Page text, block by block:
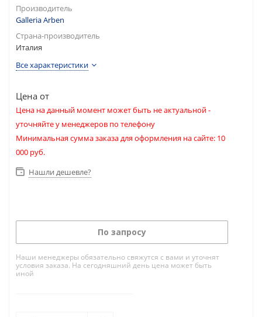
Производитель
Galleria Arben
Страна-производитель
Италия
Все характеристики
Цена от
Цена на данный момент может быть не актуальной -
уточняйте у менеджеров по телефону
Минимальная сумма заказа для оформления на сайте: 10
000 руб.
Нашли дешевле?
По запросу
Наши менеджеры обязательно свяжутся с вами и уточнят
условия заказа. На сегодняшний день цена может быть
иной